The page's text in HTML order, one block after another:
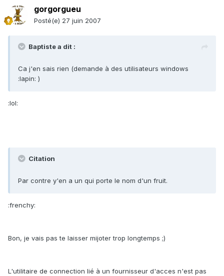
gorgorgueu
Posté(e) 27 juin 2007
Baptiste a dit :
Ca j'en sais rien (demande à des utilisateurs windows
:lapin: )
:lol:
Citation
Par contre y'en a un qui porte le nom d'un fruit.
:frenchy:
Bon, je vais pas te laisser mijoter trop longtemps ;)
L'utilitaire de connection lié à un fournisseur d'acces n'est pas